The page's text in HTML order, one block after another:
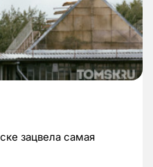
зацвела самая